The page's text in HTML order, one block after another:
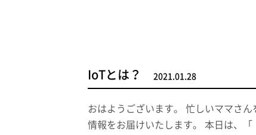
IoTとは？ 2021.01.28
おはようございます。 忙しいママさ
情報をお届けいたします。 本日は